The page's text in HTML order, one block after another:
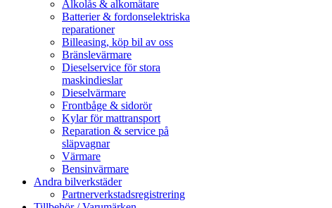
Alkolås & alkomätare
Batterier & fordonselektriska
reparationer
Billeasing, köp bil av oss
Bränslevärmare
Dieselservice för stora
maskindieslar
Dieselvärmare
Frontbåge & sidorör
Kylar för mattransport
Reparation & service på
släpvagnar
Värmare
Bensinvärmare
Andra bilverkstäder
Partnerverkstadsregistrering